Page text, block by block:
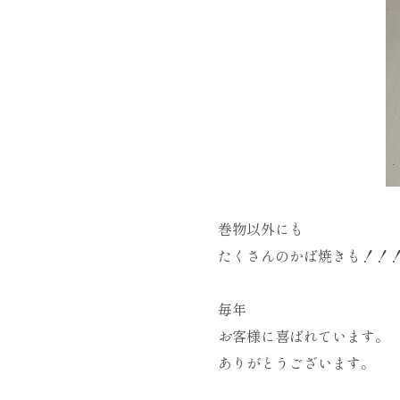
巻物以外にも
たくさんのかば焼きも！！
毎年
お客様に喜ばれています。
ありがとうございます。